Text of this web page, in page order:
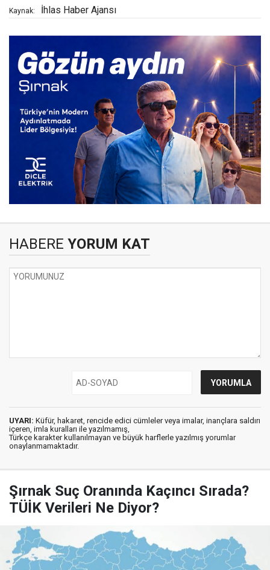
Kaynak: İhlas Haber Ajansı
HABERE YORUM KAT
UYARI: Küfür, hakaret, rencide edici cümleler veya imalar, inançlara saldırı
içeren, imla kuralları ile yazılmamış,
Türkçe karakter kullanılmayan ve büyük harflerle yazılmış yorumlar
onaylanmamaktadır.
Şırnak Suç Oranında Kaçıncı Sırada?
TÜİK Verileri Ne Diyor?